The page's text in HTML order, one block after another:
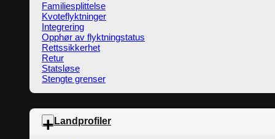
Familiesplittelse
Kvoteflyktninger
Integrering
Opphør av flyktningstatus
Rettssikkerhet
Retur
Statsløse
Stengte grenser
Landprofiler